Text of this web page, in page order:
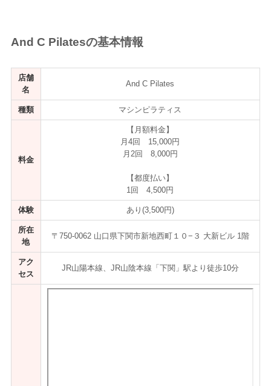
And C Pilatesの基本情報
店舗
名
And C Pilates
種類 マシンピラティス
料金
【月額料金】
月4回 15,000円
月2回 8,000円
【都度払い】
1回 4,500円
体験 あり(3,500円)
所在
地
〒750-0062 山口県下関市新地西町１０−３ 大新ビル 1階
アク
セス
JR山陽本線、JR山陰本線「下関」駅より徒歩10分